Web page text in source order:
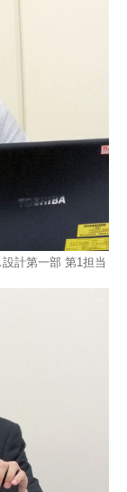
計第一部 第1担当